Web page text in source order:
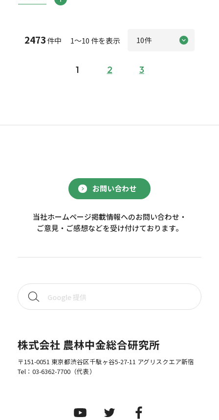
2473件中 1～10 件を表示
1 2 3
お問い合わせ
当社ホームページ掲載情報へのお問い合わせ・
ご意見・ご感想などを受け付けております。
株式会社 農林中金総合研究所
〒151-0051 東京都渋谷区千駄ヶ谷5-27-11 アグリスクエア新宿
Tel： 03-6362-7700（代表）